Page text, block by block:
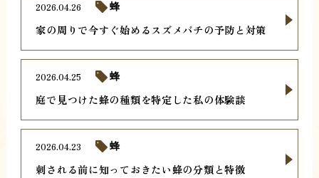
家の周りで今すぐ始めるスズメバチの予防と対策
2026.04.26 蜂
庭で見つけた蜂の種類を特定した私の体験談
2026.04.25 蜂
刺される前に知っておきたい蜂の分類と特徴
2026.04.23 蜂